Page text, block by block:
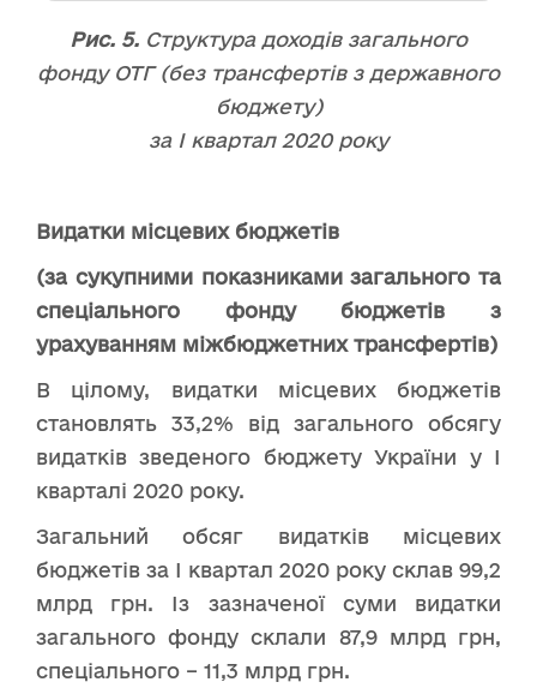
Рис. 5. Структура доходів загального
фонду ОТГ (без трансфертів з державного
бюджету)
за І квартал 2020 року
Видатки місцевих бюджетів
(за сукупними показниками загального та
спеціального фонду бюджетів з
урахуванням міжбюджетних трансфертів)
В цілому, видатки місцевих бюджетів
становлять 33,2% від загального обсягу
видатків зведеного бюджету України у І
кварталі 2020 року.
Загальний обсяг видатків місцевих
бюджетів за І квартал 2020 року склав 99,2
млрд грн. Із зазначеної суми видатки
загального фонду склали 87,9 млрд грн,
спеціального – 11,3 млрд грн.